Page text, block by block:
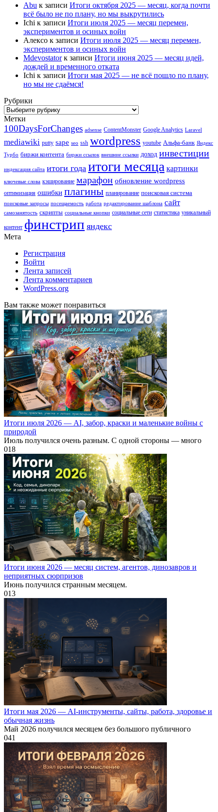
Abu к записи Итоги октября 2025 — месяц, когда почти
всё было не по плану, но мы выкрутились
Ichi к записи Итоги июля 2025 — месяц перемен,
экспериментов и осиных войн
Алексо к записи Итоги июля 2025 — месяц перемен,
экспериментов и осиных войн
Mdevostatorк записи Итоги июня 2025 — месяц идей,
дождей и временного отката
Ichi к записи Итоги мая 2025 — не всё пошло по плану,
но мы не сдаёмся!
Рубрики
Рубрики
Метки
100DaysForChanges adsense ContentMonster Google Analytics Laravel
mediawiki putty sape seo ssh wordpress youtube Альфа-банк Яндекс
Турбо биржи контента биржи ссылок внешние ссылки доход инвестиции
индексация сайта итоги года итоги месяца картинки
ключевые слова кэширование марафон обновление wordpress
оптимизация ошибки плагины планирование поисковая система
поисковые запросы посещаемость работа редактирование шаблона сайт
самозанятость скрипты социальные кнопки социальные сети статистика уникальный
контент финстрип яндекс
Мета
Регистрация
Войти
Лента записей
Лента комментариев
WordPress.org
Вам также может понравиться
Итоги июля 2026 — AI, забор, краски и маленькие войны с
природой
Июль получился очень разным. С одной стороны — много
018
Итоги июня 2026 — месяц систем, агентов, динозавров и
неприятных сюрпризов
Июнь получился странным месяцем.
013
Итоги мая 2026 — AI-инструменты, сайты, работа, здоровье и
обычная жизнь
Май 2026 получился месяцем без большого публичного
041